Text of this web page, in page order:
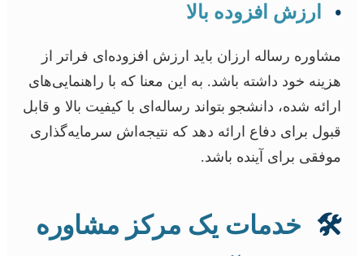
• ارزش افزوده بالا
مشاوره رساله ارزان باید ارزش افزوده‌ای فراتر از
هزینه خود داشته باشد. به این معنا که با راهنمایی‌های
ارائه شده، دانشجو بتواند رساله‌ای با کیفیت بالا و قابل
قبول برای دفاع ارائه دهد که نتیجه‌اش سرمایه‌گذاری
موفقی برای آینده باشد.
🛠️ خدمات یک مرکز مشاوره